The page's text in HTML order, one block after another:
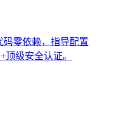
零依赖，指导配置
顶级安全认证。